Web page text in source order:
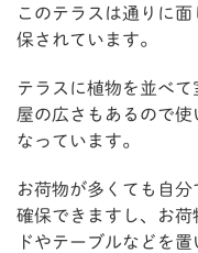
このテラスは通りに
保されています。
テラスに植物を並べ
屋の広さもあるので
なっています。
お荷物が多くても自
確保できますし、お
ドやテーブルなどを